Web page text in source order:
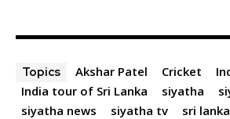
Topics Akshar Patel Cricket
India tour of Sri Lanka
siyatha
siyatha news
siyatha tv sri lanka